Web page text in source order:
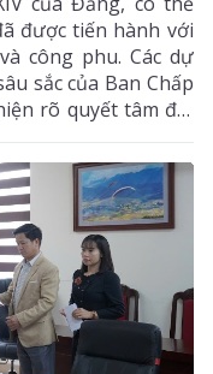
được tiến hành với
công phu. Các dự
sắc của Ban Chấp
rõ quyết tâm đổi
đất nước bước sang
nhìn dài hạn đến
quát toàn diện
hơn bản chất ưu
xã hội ở Việt
bất cập cần tiếp
và bền vững hơn
của thế giới.